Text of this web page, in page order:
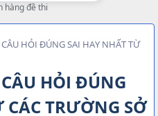
hàng đề thi
HỎI ĐÚNG SAI HAY NHẤT TỪ
HỎI ĐÚNG
TRƯỜNG SỞ